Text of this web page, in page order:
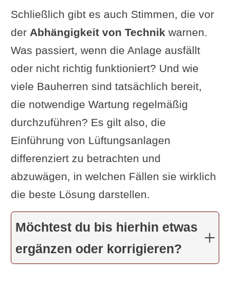
Schließlich gibt es auch Stimmen, die vor
der Abhängigkeit von Technik warnen.
Was passiert, wenn die Anlage ausfällt
oder nicht richtig funktioniert? Und wie
viele Bauherren sind tatsächlich bereit,
die notwendige Wartung regelmäßig
durchzuführen? Es gilt also, die
Einführung von Lüftungsanlagen
differenziert zu betrachten und
abzuwägen, in welchen Fällen sie wirklich
die beste Lösung darstellen.
Möchtest du bis hierhin etwas
ergänzen oder korrigieren?